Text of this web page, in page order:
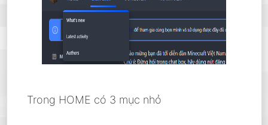
Trong HOME có 3 mục nhỏ